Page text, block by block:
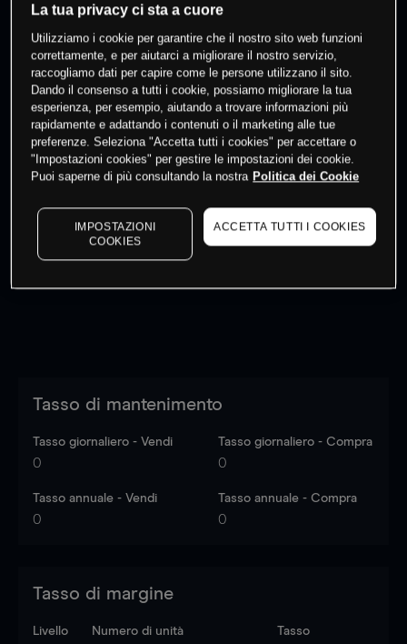
0 % dei clienti hanno posizioni
questo prodotto
Fai trading
I prezzi sono solo indicativi. Accediper vedere gli ultimi
dati di mercato
to see latest market data
Tasso di mantenimento
Tasso giornaliero - Vendi
0
Tasso giornaliero - Compra
0
Tasso annuale - Vendi
0
Tasso annuale - Compra
0
Tasso di margine
Livello Numero di unità Tasso
La tua privacy ci sta a cuore
Utilizziamo i cookie per garantire che il nostro sito web funzioni
correttamente, e per aiutarci a migliorare il nostro servizio,
raccogliamo dati per capire come le persone utilizzano il sito.
Dando il consenso a tutti i cookie, possiamo migliorare la tua
esperienza, per esempio, aiutando a trovare informazioni più
rapidamente e adattando i contenuti o il marketing alle tue
preferenze. Seleziona "Accetta tutti i cookies" per accettare o
"Impostazioni cookies" per gestire le impostazioni dei cookie.
Puoi saperne di più consultando la nostra Politica dei Cookie
IMPOSTAZIONI
COOKIES
ACCETTA TUTTI I COOKIES